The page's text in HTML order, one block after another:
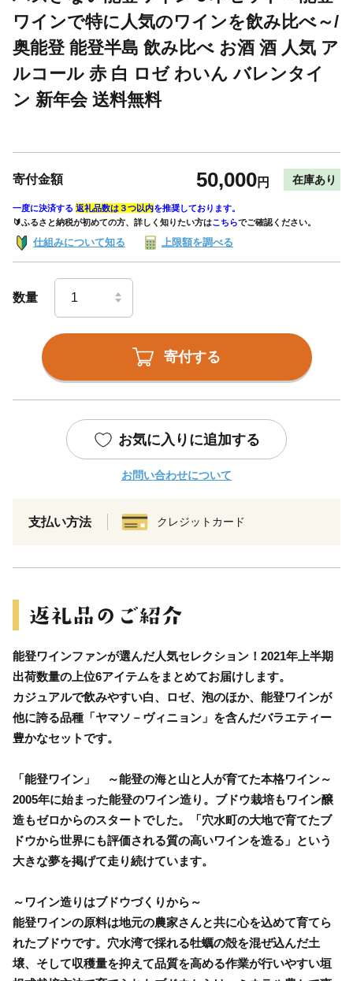
ワインで特に人気のワインを飲み比べ～/
奥能登 能登半島 飲み比べ お酒 酒 人気 ア
ルコール 赤 白 ロゼ わいん バレンタイ
ン 新年会 送料無料
寄付金額 50,000円 在庫あり
一度に決済する 返礼品数は３つ以内を推奨しております。
🔰ふるさと納税が初めての方、詳しく知りたい方はこちらでご確認ください。
仕組みについて知る 上限額を調べる
数量
寄付する
お気に入りに追加する
お問い合わせについて
支払い方法 クレジットカード
能登ワインファンが選んだ人気セレクション！2021年上半期
出荷数量の上位6アイテムをまとめてお届けします。
カジュアルで飲みやすい白、ロゼ、泡のほか、能登ワインが
他に誇る品種「ヤマソ－ヴィニョン」を含んだバラエティー
豊かなセットです。
「能登ワイン」 ～能登の海と山と人が育てた本格ワイン～
2005年に始まった能登のワイン造り。ブドウ栽培もワイン醸
造もゼロからのスタートでした。「穴水町の大地で育てたブ
ドウから世界にも評価される質の高いワインを造る」という
大きな夢を掲げて走り続けています。
～ワイン造りはブドウづくりから～
能登ワインの原料は地元の農家さんと共に心を込めて育てら
れたブドウです。穴水湾で採れる牡蠣の殻を混ぜ込んだ土
壌、そして収穫量を抑えて品質を高める作業が行いやすい垣